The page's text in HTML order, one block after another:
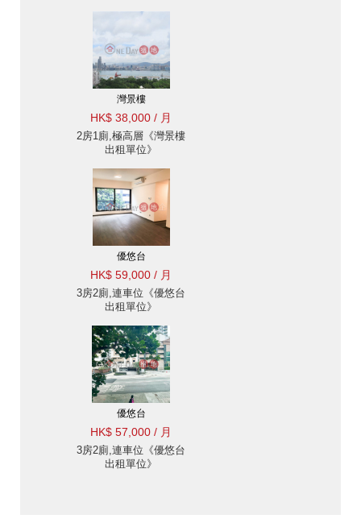
灣景樓
HK$ 38,000 / 月
2房1廁,極高層《灣景樓
出租單位》
優悠台
HK$ 59,000 / 月
3房2廁,連車位《優悠台
出租單位》
優悠台
HK$ 57,000 / 月
3房2廁,連車位《優悠台
出租單位》